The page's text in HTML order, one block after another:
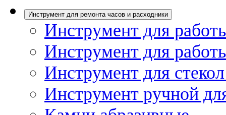
Инструмент для ремонта часов и расходники
Инструмент для
Инструмент для
Инструмент для
Инструмент ручной